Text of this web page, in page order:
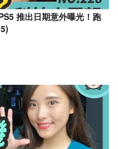
推出日期意外曝光！跑